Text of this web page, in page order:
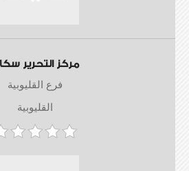
مركز التحرير
فرع القليوبية
القليوبية